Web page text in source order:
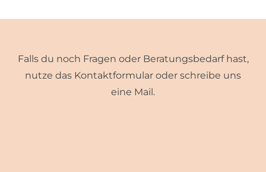
Falls du noch Fragen oder Beratungsbedarf hast,
nutze das Kontaktformular oder schreibe uns
eine Mail.